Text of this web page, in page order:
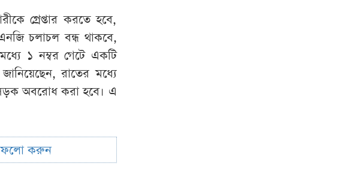
গ্রেপ্তার করতে হবে,
চলাচল বন্ধ থাকবে,
১ নম্বর গেটে একটি
রাতের মধ্যে
অবরোধ করা হবে। এ
ফলো করুন